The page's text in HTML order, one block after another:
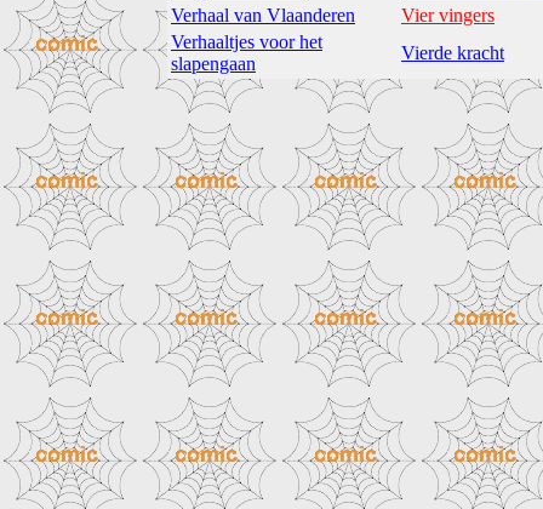
Verhaal van Vlaanderen
Vier vingers
Verhaaltjes voor het
slapengaan
Vierde kracht